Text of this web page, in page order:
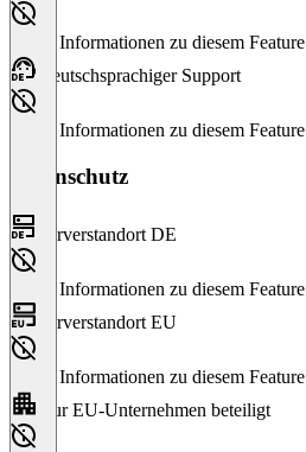
Keine Informationen zu diesem Feature
Deutschsprachiger Support
Keine Informationen zu diesem Feature
Datenschutz
Serverstandort DE
Keine Informationen zu diesem Feature
Serverstandort EU
Keine Informationen zu diesem Feature
Nur EU-Unternehmen beteiligt